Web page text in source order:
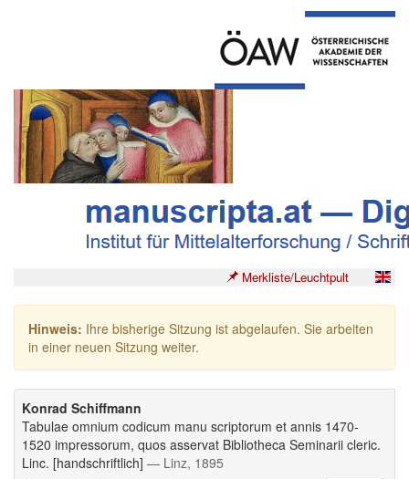
Merkliste/Leuchtpult
Hinweis: Ihre bisherige Sitzung ist abgelaufen. Sie arbeiten
in einer neuen Sitzung weiter.
Konrad Schiffmann
Tabulae omnium codicum manu scriptorum et annis 1470-
1520 impressorum, quos asservat Bibliotheca Seminarii cleric.
Linc. [handschriftlich] — Linz, 1895